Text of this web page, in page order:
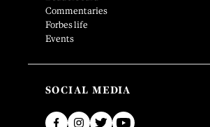
Commentaries
Forbes life
Events
SOCIAL MEDIA